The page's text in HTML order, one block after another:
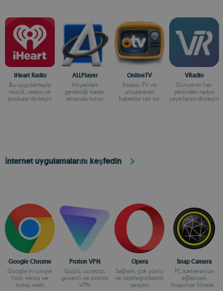
iHeart Radio
Bu uygulamayla
müzik, radyo ve
podcast dinleyin
ALLPlayer
Altyazıları
gerektiği kadar
ekranda tutun
OnlineTV
Radyo, TV ve
uluslararası
haberler tek bir
VRadio
Dünyanın her
yerinden radyo
yayınlarını dinleyin
İnternet uygulamalarını keşfedin
Google Chrome
Google'ın izniyle
hızlı, temiz ve
kolay web
Proton VPN
Güçlü, ücretsiz,
güvenli ve sınırsız
VPN
Opera
Sağlam, çok yönlü
ve özelleştirilebilir
tarayıcı
Snap Camera
PC kameranıza
eğlenceli
Snapchat filtreleri